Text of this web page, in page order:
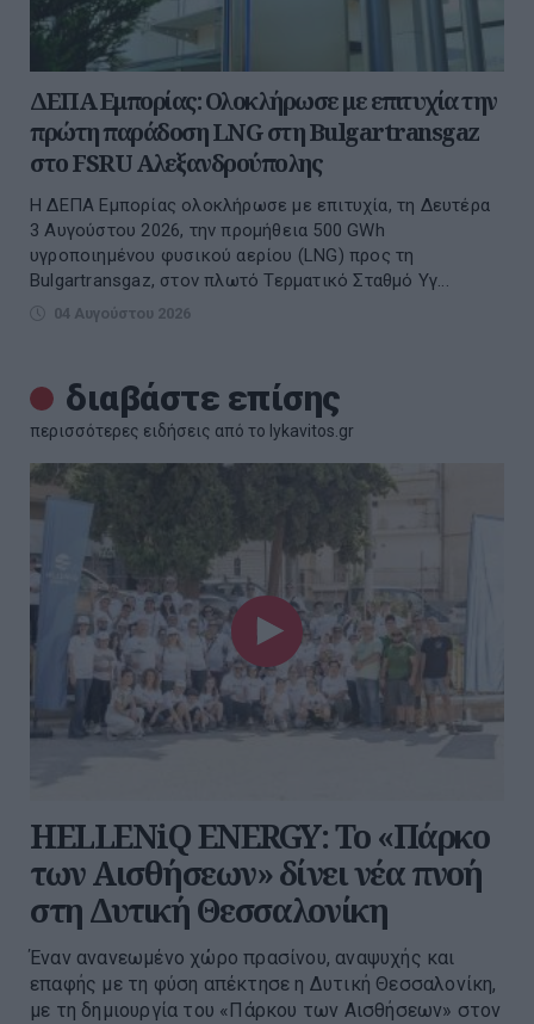
ΔΕΠΑ Εμπορίας: Ολοκλήρωσε με επιτυχία την
πρώτη παράδοση LNG στη Bulgartransgaz
στο FSRU Αλεξανδρούπολης
Η ΔΕΠΑ Εμπορίας ολοκλήρωσε με επιτυχία, τη Δευτέρα
3 Αυγούστου 2026, την προμήθεια 500 GWh
υγροποιημένου φυσικού αερίου (LNG) προς τη
Bulgartransgaz, στον πλωτό Τερματικό Σταθμό Υγ...
04 Αυγούστου 2026
διαβάστε επίσης
περισσότερες ειδήσεις από το lykavitos.gr
HELLENiQ ENERGY: Το «Πάρκο
των Αισθήσεων» δίνει νέα πνοή
στη Δυτική Θεσσαλονίκη
Έναν ανανεωμένο χώρο πρασίνου, αναψυχής και
επαφής με τη φύση απέκτησε η Δυτική Θεσσαλονίκη,
με τη δημιουργία του «Πάρκου των Αισθήσεων» στον